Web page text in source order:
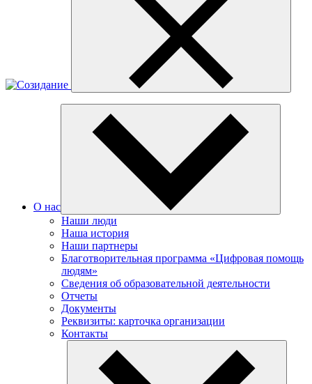
О нас
Наши люди
Наша история
Наши партнеры
Благотворительная программа «Цифровая помощь
людям»
Сведения об образовательной деятельности
Отчеты
Документы
Реквизиты: карточка организации
Контакты